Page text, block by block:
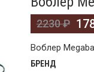
2230₽
Воблер
БРЕНД